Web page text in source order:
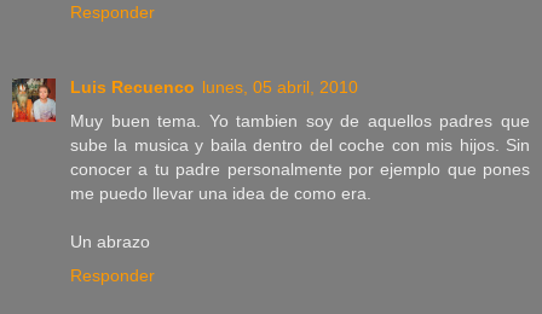
Responder
Luis Recuenco lunes, 05 abril, 2010
Muy buen tema. Yo tambien soy de aquellos padres que
sube la musica y baila dentro del coche con mis hijos. Sin
conocer a tu padre personalmente por ejemplo que pones
me puedo llevar una idea de como era.
Un abrazo
Responder